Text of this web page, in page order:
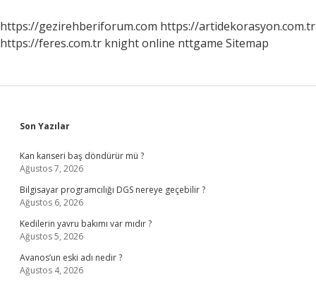
https://gezirehberiforum.com https://artidekorasyon.com.tr
https://feres.com.tr knight online nttgame Sitemap
Sidebar
Son Yazılar
Kan kanseri baş döndürür mü ?
Ağustos 7, 2026
Bilgisayar programcılığı DGS nereye geçebilir ?
Ağustos 6, 2026
Kedilerin yavru bakımı var mıdır ?
Ağustos 5, 2026
Avanos’un eski adı nedir ?
Ağustos 4, 2026